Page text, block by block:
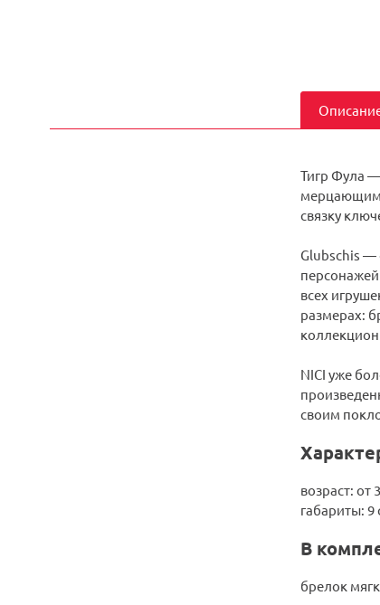
Тигр Фула
связку
Glubschis —
всех
размерах:
NICI уже
своим
возраст: от
габариты: 9
В
брелок